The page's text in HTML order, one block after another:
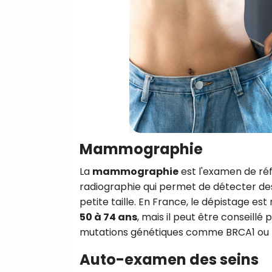
Mammographie
La mammographieest l'examen de
radiographie qui permet de détecter
petite taille. En France, le dépistage
50 à 74 ans, mais il peut être conseillé
mutations génétiques comme BRCA1 ou
Auto-examen des seins